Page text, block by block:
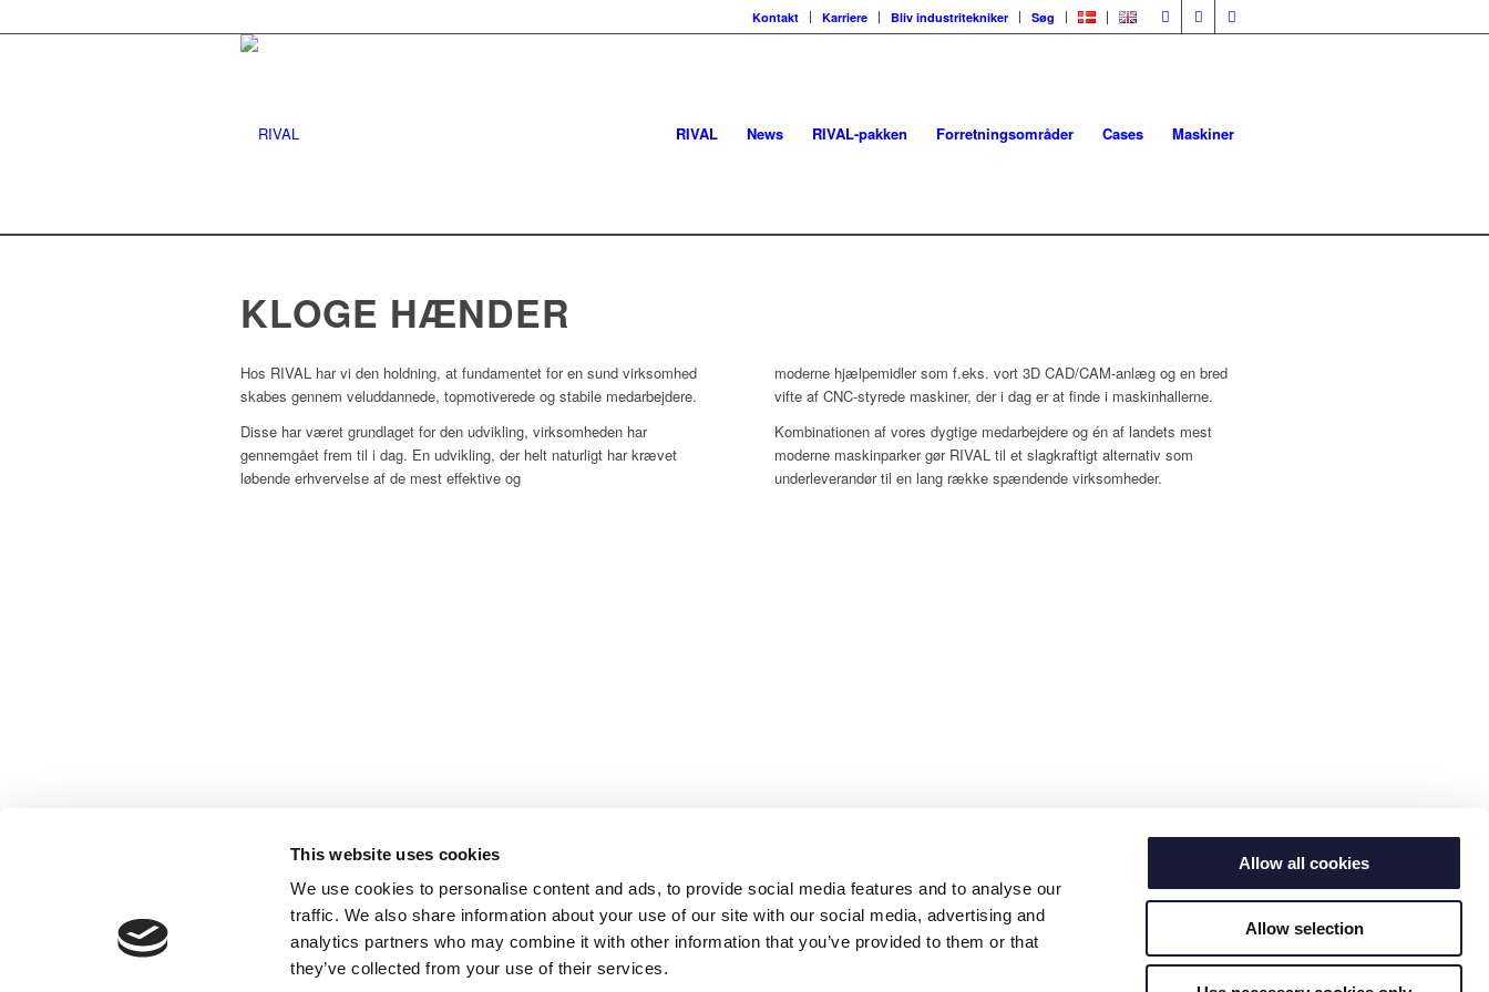
This website uses cookies
We use cookies to personalise content and ads, to provide social media features and to analyse our
traffic. We also share information about your use of our site with our social media, advertising and
analytics partners who may combine it with other information that you’ve provided to them or that
they’ve collected from your use of their services.
Allow all cookies
Allow selection
Kontakt Karriere Bliv industritekniker Søg
RIVAL News RIVAL-pakken Forretningsområder Cases Maskiner
KLOGE HÆNDER
Hos RIVAL har vi den holdning, at fundamentet for en sund virksomhed
skabes gennem veluddannede, topmotiverede og stabile medarbejdere.
Disse har været grundlaget for den udvikling, virksomheden har
gennemgået frem til i dag. En udvikling, der helt naturligt har krævet
løbende erhvervelse af de mest effektive og
moderne hjælpemidler som f.eks. vort 3D CAD/CAM-anlæg og en bred
vifte af CNC-styrede maskiner, der i dag er at finde i maskinhallerne.
Kombinationen af vores dygtige medarbejdere og én af landets mest
moderne maskinparker gør RIVAL til et slagkraftigt alternativ som
underleverandør til en lang række spændende virksomheder.